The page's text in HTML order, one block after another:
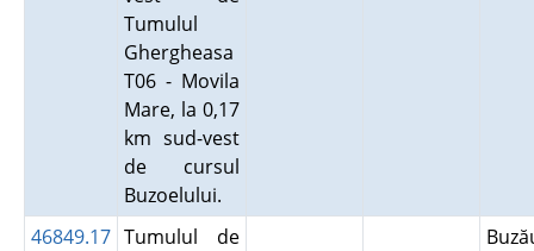
Tumulul
Ghergheasa
T06 - Movila
Mare, la 0,17
km sud-vest
de cursul
Buzoelului.
46849.17 Tumulul de